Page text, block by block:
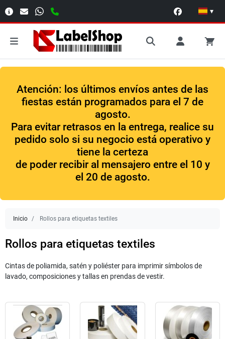
▾
Atención: los últimos envíos antes de las
fiestas están programados para el 7 de
agosto.
Para evitar retrasos en la entrega, realice su
pedido solo si su negocio está operativo y
tiene la certeza
de poder recibir al mensajero entre el 10 y
el 20 de agosto.
Inicio Rollos para etiquetas textiles
Rollos para etiquetas textiles
Cintas de poliamida, satén y poliéster para imprimir símbolos de
lavado, composiciones y tallas en prendas de vestir.